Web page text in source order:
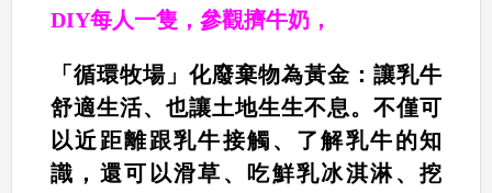
DIY每人一隻，參觀擠牛奶，
「循環牧場」化廢棄物為黃金：讓乳牛
舒適生活、也讓土地生生不息。不僅可
以近距離跟乳牛接觸、了解乳牛的知
識，還可以滑草、吃鮮乳冰淇淋、挖